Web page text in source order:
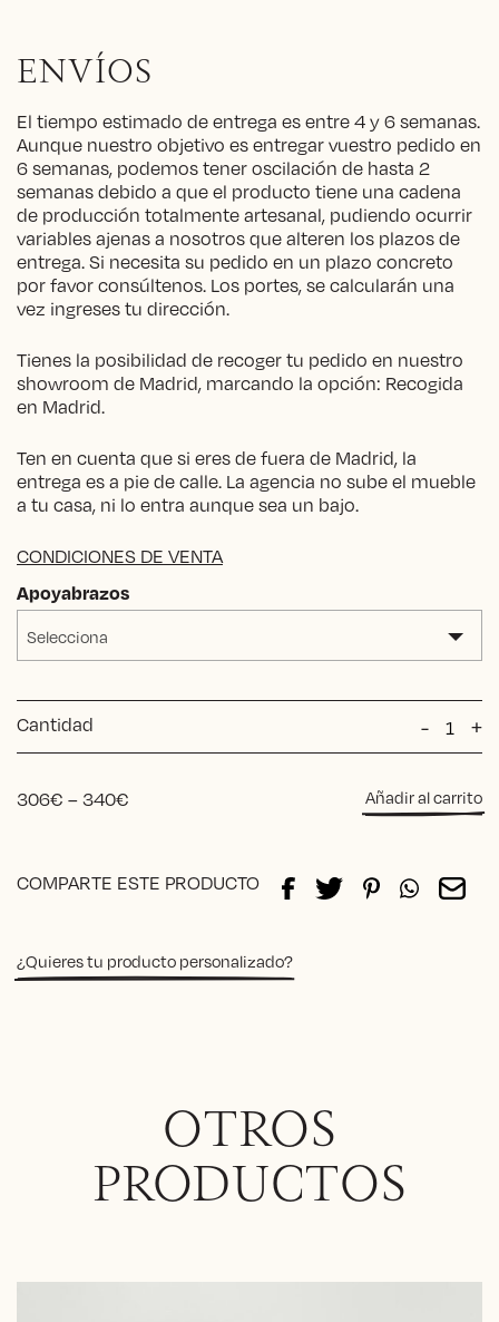
ENVÍOS
El tiempo estimado de entrega es entre 4 y 6 semanas.
Aunque nuestro objetivo es entregar vuestro pedido en
6 semanas, podemos tener oscilación de hasta 2
semanas debido a que el producto tiene una cadena
de producción totalmente artesanal, pudiendo ocurrir
variables ajenas a nosotros que alteren los plazos de
entrega. Si necesita su pedido en un plazo concreto
por favor consúltenos. Los portes, se calcularán una
vez ingreses tu dirección.
Tienes la posibilidad de recoger tu pedido en nuestro
showroom de Madrid, marcando la opción: Recogida
en Madrid.
Ten en cuenta que si eres de fuera de Madrid, la
entrega es a pie de calle. La agencia no sube el mueble
a tu casa, ni lo entra aunque sea un bajo.
CONDICIONES DE VENTA
Apoyabrazos
Selecciona
Cantidad -
Silla
Beatriz
+
306€ –340€
340€
Añadir al carrito
COMPARTE ESTE PRODUCTO
¿Quieres tu producto personalizado?
OTROS
PRODUCTOS